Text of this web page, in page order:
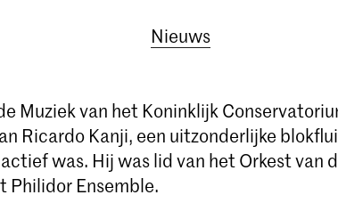
Nieuws
Muziek van het Koninklijk
Ricardo Kanji, een uitzonderlijke
was. Hij was lid van het Orkest van
Philidor Ensemble.